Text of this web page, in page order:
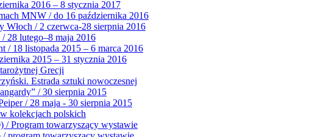
2016 – 8 stycznia 2017
MNW / do 16 października 2016
Włoch / 2 czerwca-28 sierpnia 2016
28 lutego–8 maja 2016
/ 18 listopada 2015 – 6 marca 2016
2015 – 31 stycznia 2016
Grecji
Estrada sztuki nowoczesnej
/ 30 sierpnia 2015
/ 28 maja - 30 sierpnia 2015
kolekcjach polskich
/ Program towarzyszący wystawie